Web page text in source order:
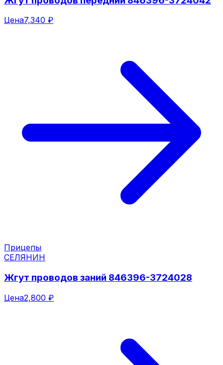
Цена7,340 ₽
Прицепы
СЕЛЯНИН
Жгут проводов заний 846396-3724028
Цена2,800 ₽